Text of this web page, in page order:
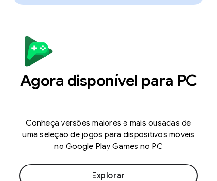
Agora disponível para PC
Conheça versões maiores e mais ousadas de
uma seleção de jogos para dispositivos móveis
no Google Play Games no PC
Explorar